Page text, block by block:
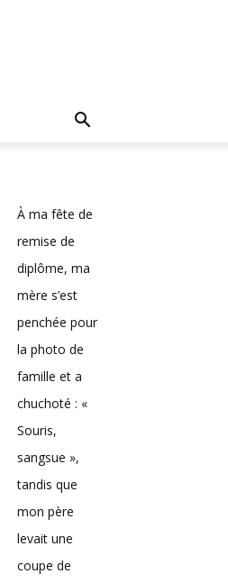
À ma fête de
remise de
diplôme, ma
mère s’est
penchée pour
la photo de
famille et a
chuchoté : «
Souris,
sangsue »,
tandis que
mon père
levait une
coupe de